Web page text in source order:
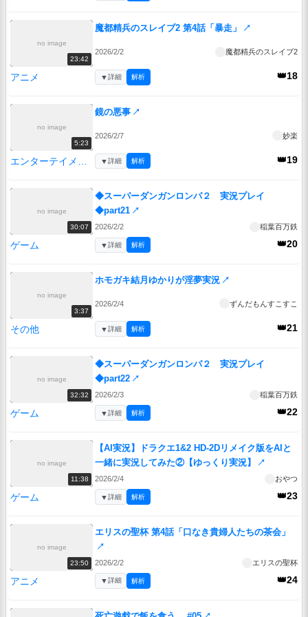
no image
23:42
魔都精兵のスレイブ2 第4話「暴走」 ↗
2026/2/2 魔都精兵のスレイブ2
アニメ 👑18
▼詳細 解析
no image
5:23
鏡の悪事 ↗
2026/2/7 妙楽
👑19
▼詳細 解析
no image
30:07
◆スーパーダンガンロンパ２ 実況プレイ
◆part21 ↗
2026/2/2 稲葉百万鉄
ゲーム 👑20
▼詳細 解析
no image
3:37
ホモガキ結月ゆかりが淫夢実況 ↗
2026/2/4 ずんだもんすこすこ
その他 👑21
▼詳細 解析
no image
32:32
◆スーパーダンガンロンパ２ 実況プレイ
◆part22 ↗
2026/2/3 稲葉百万鉄
ゲーム 👑22
▼詳細 解析
no image
11:38
【AI実況】ドラクエ1&2 HD-2Dリメイク版をAIと
一緒に実況してみた②【ゆっくり実況】
↗
2026/2/4 おやつ
ゲーム 👑23
▼詳細 解析
no image
23:50
エリスの聖杯 第4話「口なき貴婦人たちの茶会」
↗
2026/2/2 エリスの聖杯
アニメ 👑24
▼詳細 解析